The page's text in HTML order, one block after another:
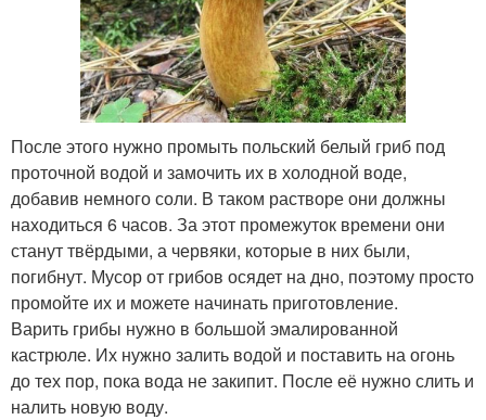
После этого нужно промыть польский белый гриб под
проточной водой и замочить их в холодной воде,
добавив немного соли. В таком растворе они должны
находиться 6 часов. За этот промежуток времени они
станут твёрдыми, а червяки, которые в них были,
погибнут. Мусор от грибов осядет на дно, поэтому просто
промойте их и можете начинать приготовление.
Варить грибы нужно в большой эмалированной
кастрюле. Их нужно залить водой и поставить на огонь
до тех пор, пока вода не закипит. После её нужно слить и
налить новую воду.